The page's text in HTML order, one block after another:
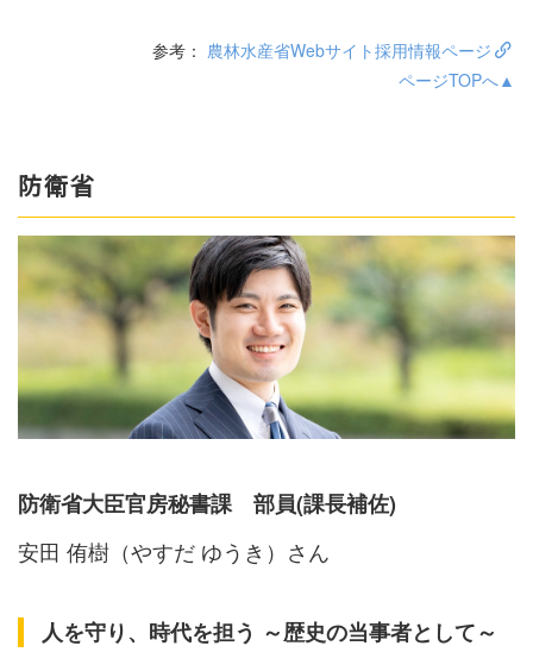
参考： 農林水産省Webサイト採用情報ページ
ページTOPへ▲
防衛省
防衛省大臣官房秘書課 部員(課長補佐)
安田 侑樹（やすだ ゆうき）さん
人を守り、時代を担う ～歴史の当事者として～